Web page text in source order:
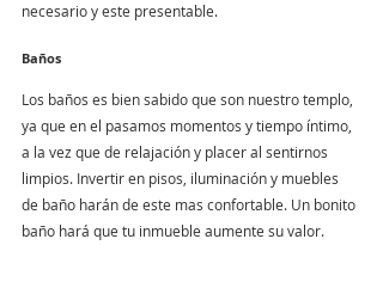
necesario y este presentable.
Baños
Los baños es bien sabido que son nuestro templo,
ya que en el pasamos momentos y tiempo íntimo,
a la vez que de relajación y placer al sentirnos
limpios. Invertir en pisos, iluminación y muebles
de baño harán de este mas confortable. Un bonito
baño hará que tu inmueble aumente su valor.